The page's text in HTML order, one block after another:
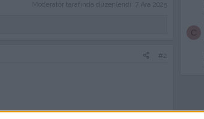
Moderatör tarafında düzenlendi: 7 Ara 2025
#2